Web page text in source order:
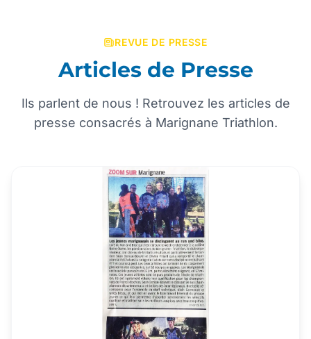
REVUE DE PRESSE
Articles de Presse
Ils parlent de nous ! Retrouvez les articles de
presse consacrés à Marignane Triathlon.